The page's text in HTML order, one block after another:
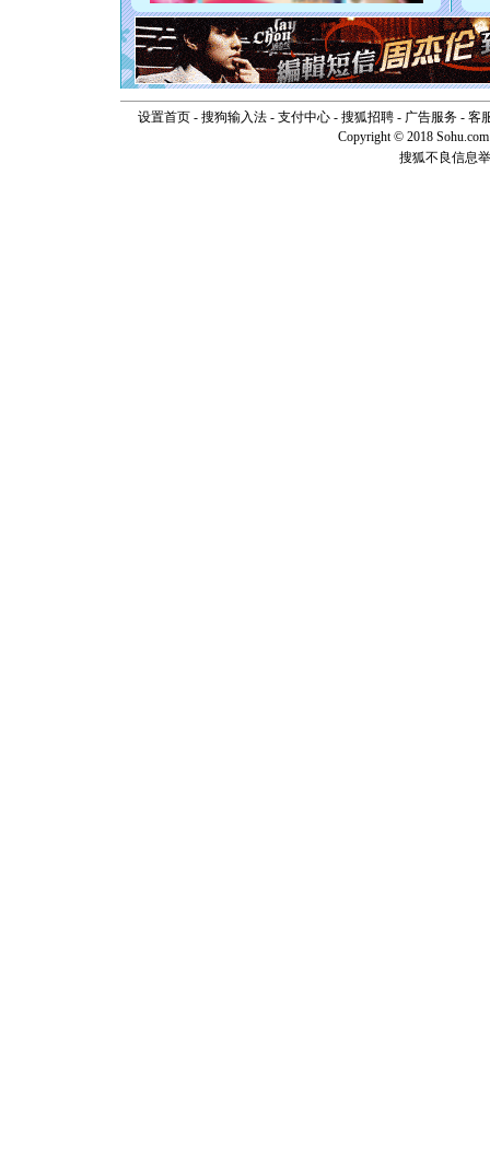
[元旦]如
起；二是
离。水晶
[元旦]当
卖了。水
[春节] 风
颜！冬去
设置首页- 搜狗输入法- 支付中心- 搜狐招聘- 广告服务- 客
Copyright © 2018
搜狐不良信息